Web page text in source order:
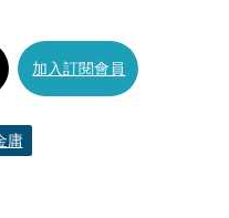
加入訂閱會員
庸